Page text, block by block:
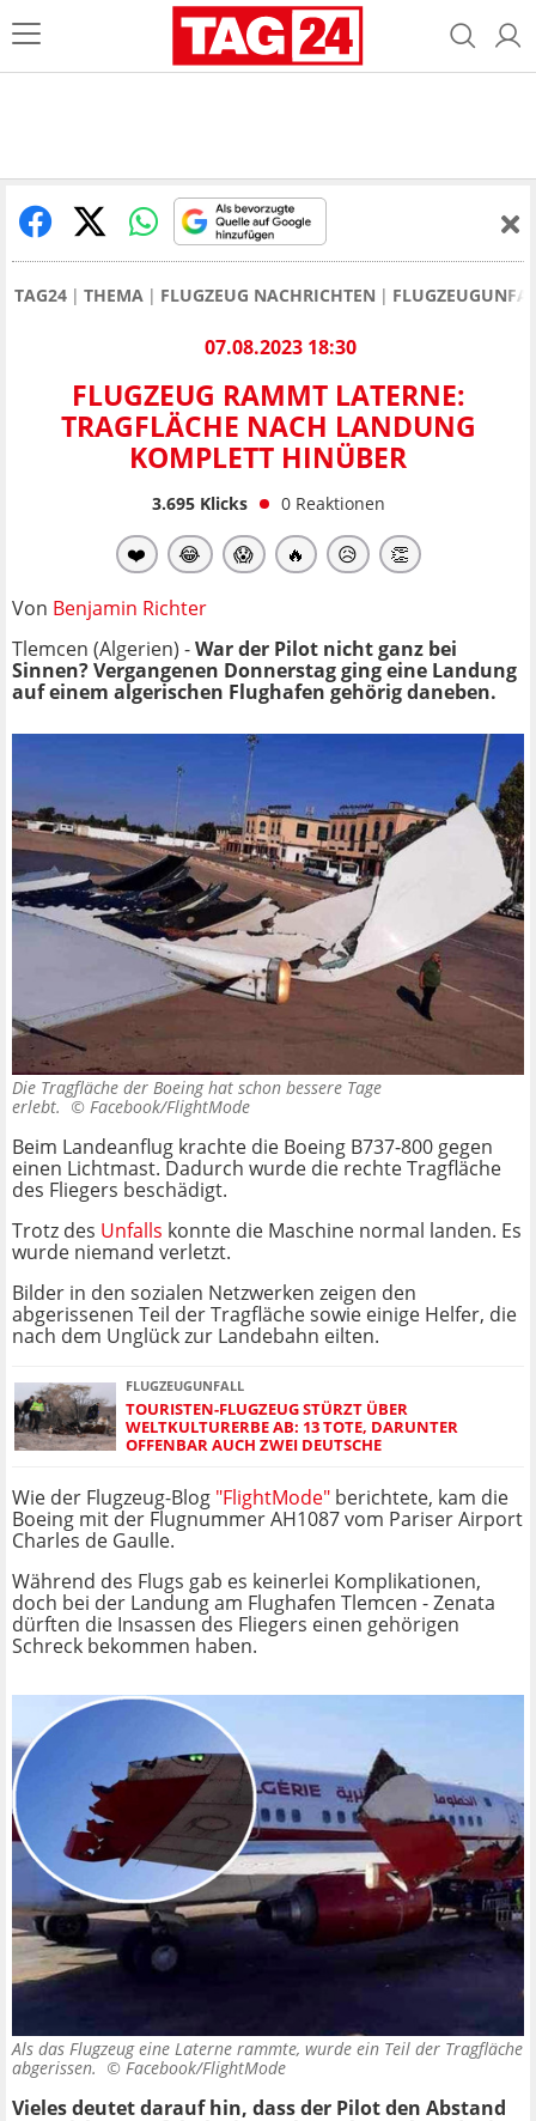
TAG24 THEMA FLUGZEUG NACHRICHTEN
07.08.2023 18:30
FLUGZEUG RAMMT LATERNE:
TRAGFLÄCHE NACH LANDUNG
KOMPLETT HINÜBER
3.695Klicks 0 Reaktionen
❤️ 😂 😱 🔥 😥 👏
Von Benjamin Richter
Tlemcen (Algerien) -War der Pilot nicht ganz bei
Sinnen? Vergangenen Donnerstag ging eine Landung
auf einem algerischen Flughafen gehörig daneben.
Die Tragfläche der Boeing hat schon bessere Tage
erlebt. © Facebook/FlightMode
Beim Landeanflug krachte die Boeing B737-800 gegen
einen Lichtmast. Dadurch wurde die rechte Tragfläche
des Fliegers beschädigt.
Trotz des Unfalls konnte die Maschine normal landen. Es
wurde niemand verletzt.
Bilder in den sozialen Netzwerken zeigen den
abgerissenen Teil der Tragfläche sowie einige Helfer, die
nach dem Unglück zur Landebahn eilten.
FLUGZEUGUNFALL
TOURISTEN-FLUGZEUG STÜRZT ÜBER
WELTKULTURERBE AB: 13 TOTE, DARUNTER
OFFENBAR AUCH ZWEI DEUTSCHE
Wie der Flugzeug-Blog "FlightMode" berichtete, kam die
Boeing mit der Flugnummer AH1087 vom Pariser Airport
Charles de Gaulle.
Während des Flugs gab es keinerlei Komplikationen,
doch bei der Landung am Flughafen Tlemcen - Zenata
dürften die Insassen des Fliegers einen gehörigen
Schreck bekommen haben.
Als das Flugzeug eine Laterne rammte, wurde ein Teil der Tragfläche
abgerissen. © Facebook/FlightMode
Vieles deutet darauf hin, dass der Pilot den Abstand